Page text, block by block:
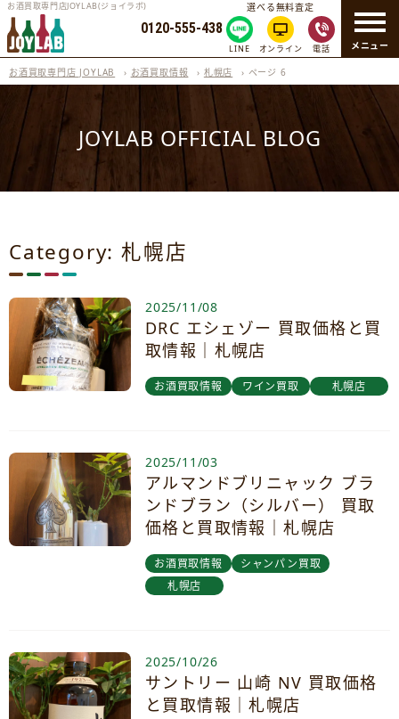
メニュー
お酒買取専門店JOYLAB(ジョイラボ)
0120-555-438
選べる無料査定
LINE オンライン 電話
お酒買取専門店 JOYLAB › お酒買取情報 › 札幌店 › ページ 6
JOYLAB OFFICIAL BLOG
Category: 札幌店
2025/11/08
DRC エシェゾー 買取価格と買
取情報｜札幌店
お酒買取情報 ワイン買取 札幌店
2025/11/03
アルマンドブリニャック ブラ
ンドブラン（シルバー） 買取
価格と買取情報｜札幌店
お酒買取情報
シャンパン買取
札幌店
2025/10/26
サントリー 山崎 NV 買取価格
と買取情報｜札幌店